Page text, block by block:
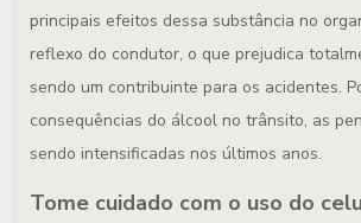
principais efeitos dessa substância no
reflexo do condutor, o que prejudica
sendo um contribuinte para os acidentes.
consequências do álcool no trânsito, as
sendo intensificadas nos últimos anos.
Tome cuidado com o uso do